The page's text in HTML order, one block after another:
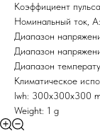
Коэффициент
Номинальный ток,
Диапазон
Диапазон
Диапазон
Климатическое
lwh: 300x300x300
Weight: 1 g